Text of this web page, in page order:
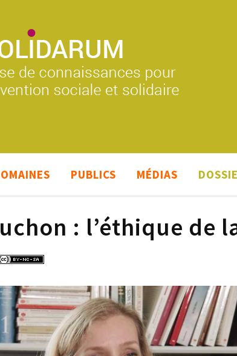
PUBLICS MÉDIAS
: l’éthique de